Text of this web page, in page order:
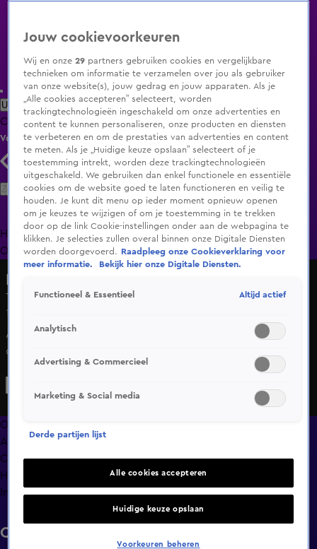
Uitzending Gemist Populaire programma's Zenders Genres
ClipsFilmsRadioSmart TV inlogShop
Volg KIJK
Zoeken
HomeUitzending Gemist Programma's De Bondgenoten
OranjezomerLivestreamsShop
Tom Jones van de lage landen
17 okt 2024, 15:30
Atty heeft een hele bijzondere manier om Yvonne te
ontvangen. Met een geheel tuinconcert verrast hij Yvonne
met de song Green Green Grass of Home van Tom Jones
Overzicht
Afleveringen
Clips
Hoe is het nu met?
Info
Clips
Jouw cookievoorkeuren
Wij en onze29 partners gebruiken cookies en vergelijkbare
technieken om informatie te verzamelen over jou als gebruiker
van onze website(s), jouw gedrag en jouw apparaten. Als je
„Alle cookies accepteren” selecteert, worden
trackingtechnologieën ingeschakeld om onze advertenties en
content te kunnen personaliseren, onze producten en diensten
te verbeteren en om de prestaties van advertenties en content
te meten. Als je „Huidige keuze opslaan” selecteert of je
toestemming intrekt, worden deze trackingtechnologieën
uitgeschakeld. We gebruiken dan enkel functionele en essentiële
cookies om de website goed te laten functioneren en veilig te
houden. Je kunt dit menu op ieder moment opnieuw openen
om je keuzes te wijzigen of om je toestemming in te trekken
door op de link Cookie-instellingen onder aan de webpagina te
klikken. Je selecties zullen overal binnen onze Digitale Diensten
worden doorgevoerd.
Raadpleeg onze Cookieverklaring voor
meer informatie.
Bekijk hier onze Digitale Diensten.
Functioneel & Essentieel Altijd actief
Analytisch
Advertising & Commercieel
Marketing & Social media
Derde partijen lijst
Alle cookies accepteren
Huidige keuze opslaan
Voorkeuren beheren